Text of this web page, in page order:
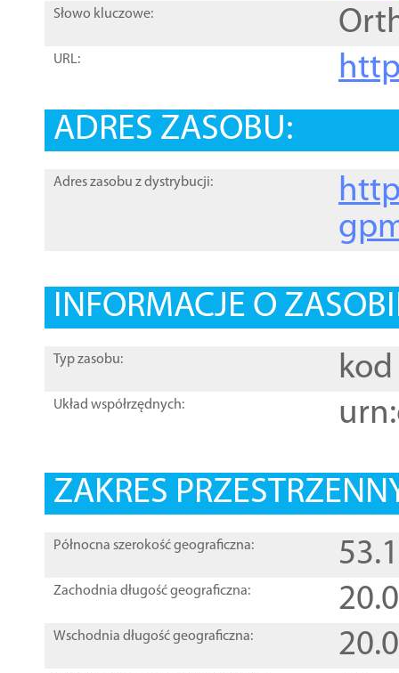
Słowo kluczowe:
URL:
ADRES ZASOBU:
Adres zasobu z dystrybucji:
INFORMACJE O
Typ zasobu: kod
Układ współrzędnych:
ZAKRES
Północna szerokość geograficzna:
Zachodnia długość geograficzna:
Wschodnia długość geograficzna: